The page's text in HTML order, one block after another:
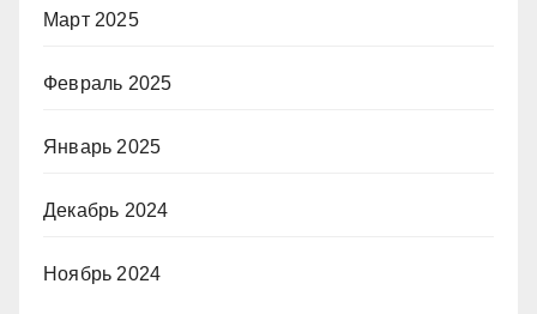
Март 2025
Февраль 2025
Январь 2025
Декабрь 2024
Ноябрь 2024